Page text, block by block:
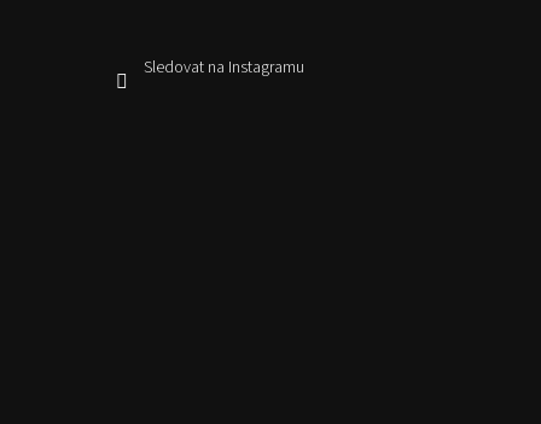
Sledovat na Instagramu